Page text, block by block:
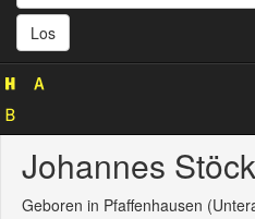
Los
119837706)
Johannes
Geboren in Pfaffenhausen